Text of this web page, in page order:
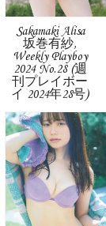
Sakamaki Alisa
坂巻有紗,
Weekly Playboy
2024 No.28 (週
刊プレイボー
イ 2024年28号)